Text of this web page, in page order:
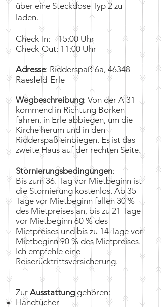
über eine Steckdose Typ 2 zu
laden.
Check-In: 15:00 Uhr
Check-Out: 11:00 Uhr
Adresse: Ridderspaß 6a, 46348
Raesfeld-Erle
Wegbeschreibung: Von der A 31
kommend in Richtung Borken
fahren, in Erle abbiegen, um die
Kirche herum und in den
Ridderspaß einbiegen. Es ist das
zweite Haus auf der rechten Seite.
Stornierungsbedingungen:
Bis zum 36. Tag vor Mietbeginn ist
die Stornierung kostenlos. Ab 35
Tage vor Mietbeginn fallen 30 %
des Mietpreises an, bis zu 21 Tage
vor Mietbeginn 60 % des
Mietpreises und bis zu 14 Tage vor
Mietbeginn 90 % des Mietpreises.
Ich empfehle eine
Reiserücktrittsversicherung.
Zur Ausstattung gehören:
Handtücher